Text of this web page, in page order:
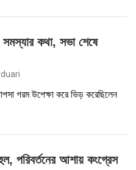
সমস্যার কথা, সভা শেষে
গরম উপেক্ষা করে ভিড় করেছিলেন
পরিবর্তনের আশায় কংগ্রেস